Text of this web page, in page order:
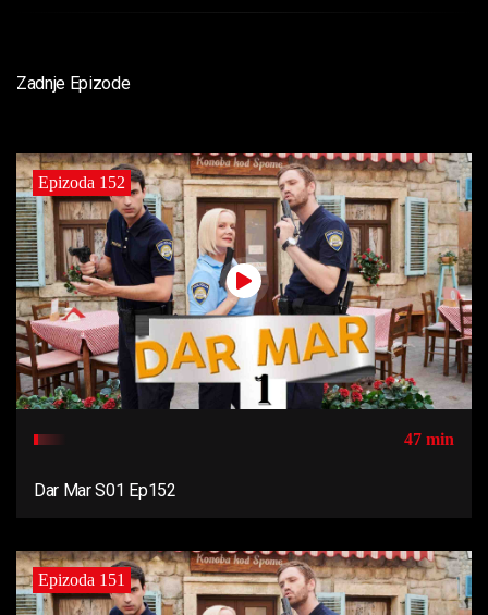
Zadnje Epizode
Epizoda 152
47 min
Dar Mar S01 Ep152
Epizoda 151